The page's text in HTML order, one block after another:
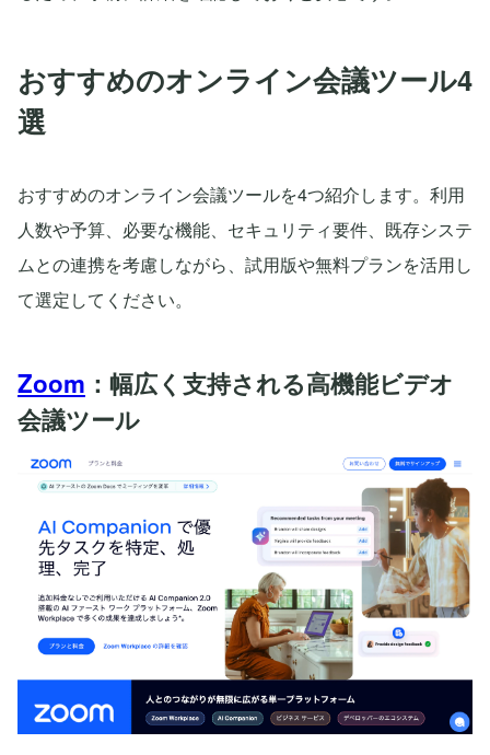
おすすめのオンライン会議ツール4
選
おすすめのオンライン会議ツールを4つ紹介します。利用
人数や予算、必要な機能、セキュリティ要件、既存システ
ムとの連携を考慮しながら、試用版や無料プランを活用し
て選定してください。
Zoom ：幅広く支持される高機能ビデオ
会議ツール